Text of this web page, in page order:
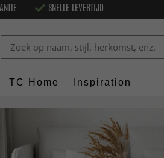
SNELLE LEVERTIJD
TC Home Inspiration